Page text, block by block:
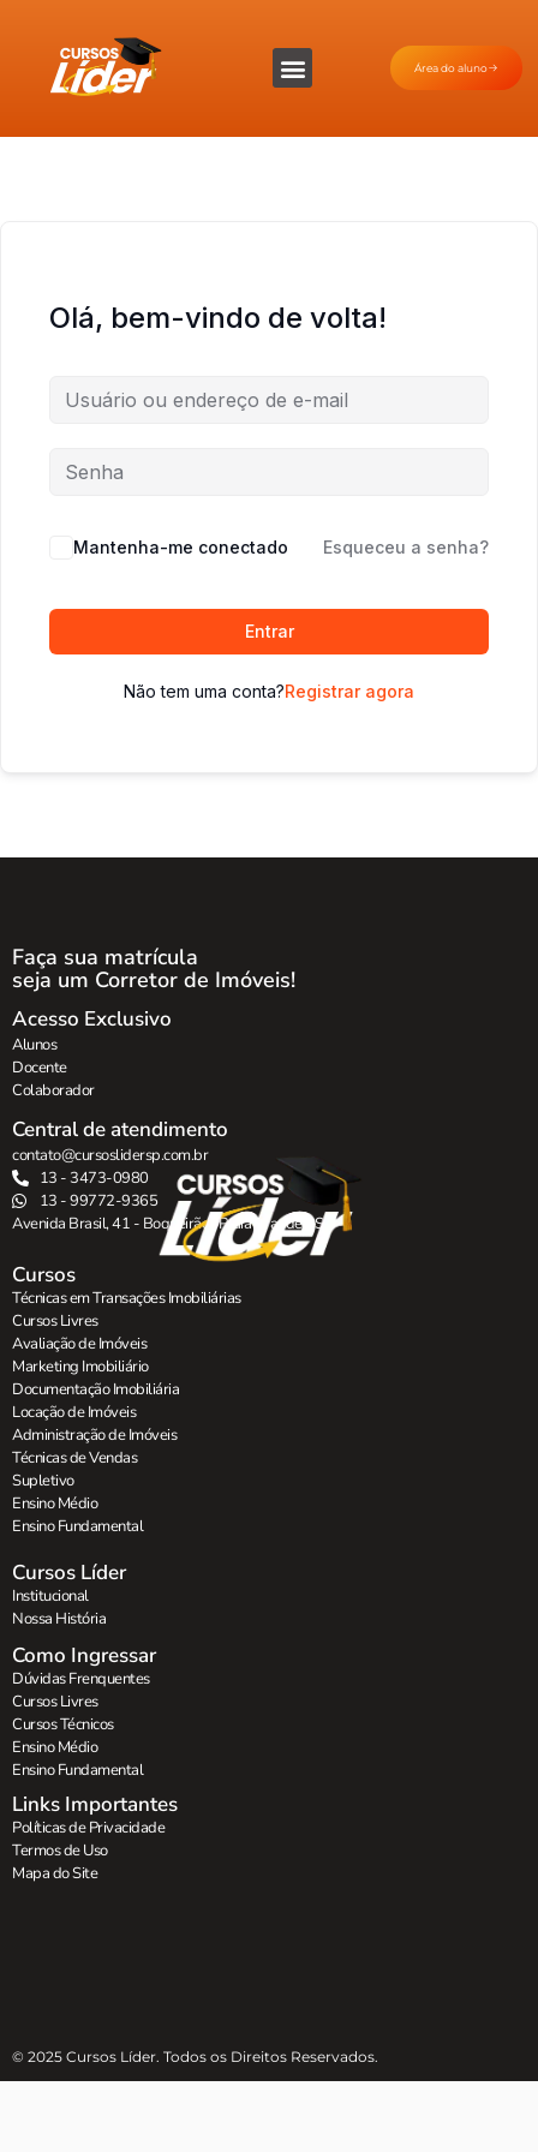
Área do aluno
Olá, bem-vindo de volta!
Mantenha-me conectado Esqueceu a senha?
Entrar
Não tem uma conta?Registrar agora
Faça sua matrícula
seja um Corretor de Imóveis!
Acesso Exclusivo
Alunos
Docente
Colaborador
Central de atendimento
contato@cursoslidersp.com.br
13 - 3473-0980
13 - 99772-9365
Avenida Brasil, 41 - Boqueirão , Praia Grande - SP.
Cursos
Técnicas em Transações Imobiliárias
Cursos Livres
Avaliação de Imóveis
Marketing Imobiliário
Documentação Imobiliária
Locação de Imóveis
Administração de Imóveis
Técnicas de Vendas
Supletivo
Ensino Médio
Ensino Fundamental
Cursos Líder
Institucional
Nossa História
Como Ingressar
Dúvidas Frenquentes
Cursos Livres
Cursos Técnicos
Ensino Médio
Ensino Fundamental
Links Importantes
Políticas de Privacidade
Termos de Uso
Mapa do Site
© 2025 Cursos Líder. Todos os Direitos Reservados.